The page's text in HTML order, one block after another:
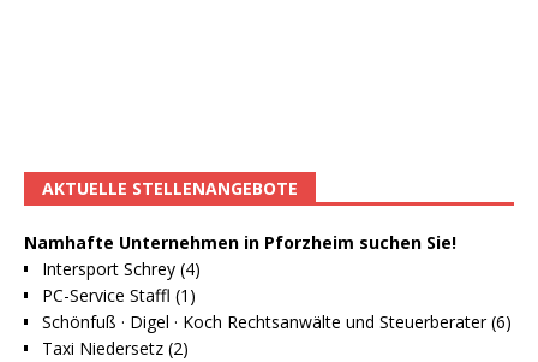
AKTUELLE STELLENANGEBOTE
Namhafte Unternehmen in Pforzheim suchen Sie!
Intersport Schrey (4)
PC-Service Staffl (1)
Schönfuß · Digel · Koch Rechtsanwälte und Steuerberater (6)
Taxi Niedersetz (2)